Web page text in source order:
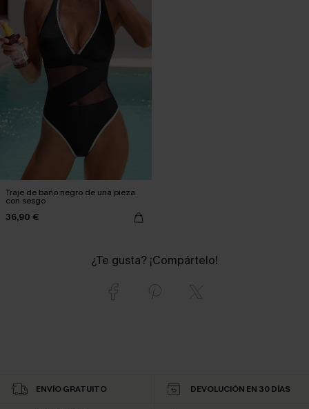
Traje de baño negro de una pieza
con sesgo
36,90 €
¿Te gusta? ¡Compártelo!
ENVÍO GRATUITO DEVOLUCIÓN EN 30 DÍAS